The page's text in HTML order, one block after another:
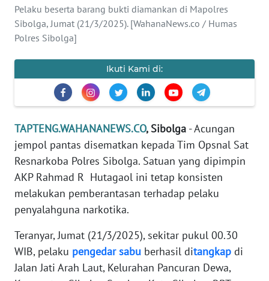
Pelaku beserta barang bukti diamankan di Mapolres
Sibolga, Jumat (21/3/2025). [WahanaNews.co / Humas
Polres Sibolga]
Ikuti Kami di:
TAPTENG.WAHANANEWS.CO, Sibolga - Acungan
jempol pantas disematkan kepada Tim Opsnal Sat
Resnarkoba Polres Sibolga. Satuan yang dipimpin
AKP Rahmad R Hutagaol ini tetap konsisten
melakukan pemberantasan terhadap pelaku
penyalahguna narkotika.
Teranyar, Jumat (21/3/2025), sekitar pukul 00.30
WIB, pelaku pengedar sabu berhasil ditangkap di
Jalan Jati Arah Laut, Kelurahan Pancuran Dewa,
TENTANG
PEDOMAN
REDAKSI
KARIR
DISCLAIMER
Wahana
News
Regional